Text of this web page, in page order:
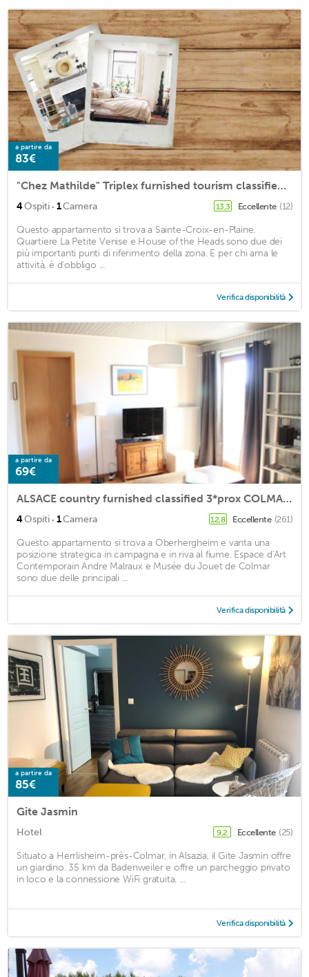
a partire da
83€
"Chez Mathilde" Triplex furnished tourism classified 2 stars
4Ospiti · 1Camera 13,3 Eccellente (12)
Questo appartamento si trova a Sainte-Croix-en-Plaine.
Quartiere La Petite Venise e House of the Heads sono due dei
più importanti punti di riferimento della zona. E per chi ama le
attività, è d'obbligo ...
Verifica disponibilità
a partire da
69€
ALSACE country furnished classified 3*prox COLMAR air-conditioned garden
4Ospiti · 1Camera 12,8 Eccellente (261)
Questo appartamento si trova a Oberhergheim e vanta una
posizione strategica in campagna e in riva al fiume. Espace d'Art
Contemporain Andre Malraux e Musée du Jouet de Colmar
sono due delle principali ...
Verifica disponibilità
a partire da
85€
Gite Jasmin
Hotel 9,2 Eccellente (25)
Situato a Herrlisheim-près-Colmar, in Alsazia, il Gite Jasmin offre
un giardino. 35 km da Badenweiler e offre un parcheggio privato
in loco e la connessione WiFi gratuita. ...
Verifica disponibilità